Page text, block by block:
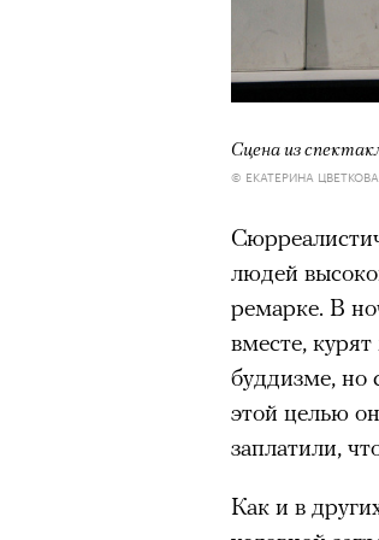
Сцена из
© ЕКАТЕРИНА ЦВЕТКОВА
людей
ремарке. В
вместе,
буддизме, но
этой целью
заплатили,
Как и в
здоровьем
редкого
перестает
Алами),
М’Зауки),
жительство в
Безутешная
их мать
При всей